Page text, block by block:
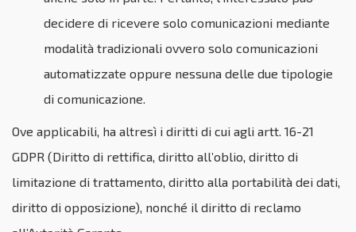
decidere di ricevere solo comunicazioni mediante
modalità tradizionali ovvero solo comunicazioni
automatizzate oppure nessuna delle due tipologie
di comunicazione.
Ove applicabili, ha altresì i diritti di cui agli artt. 16-21
GDPR (Diritto di rettifica, diritto all’oblio, diritto di
limitazione di trattamento, diritto alla portabilità dei dati,
diritto di opposizione), nonché il diritto di reclamo